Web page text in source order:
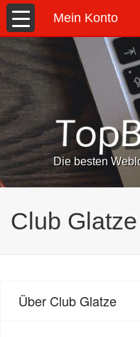
Mein Konto
Die besten
Club Glatze
Über Club Glatze